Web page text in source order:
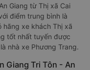
Giang từ Thị xã Cai
điểm trung bình là
xe khách Thị xã
tốt nhất tuyến được
nhà xe Phương Trang.
Giang Tri Tôn - An